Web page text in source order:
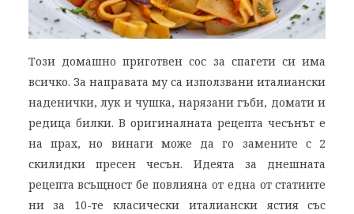
Този домашно приготвен сос за спагети си има
всичко. За направата му са използвани италиански
наденички, лук и чушка, нарязани гъби, домати и
редица билки. В оригиналната рецепта чесънът е
на прах, но винаги може да го замените с 2
скилидки пресен чесън. Идеята за днешната
рецепта всъщност бе повлияна от една от статиите
ни за 10-те класически италиански ястия със